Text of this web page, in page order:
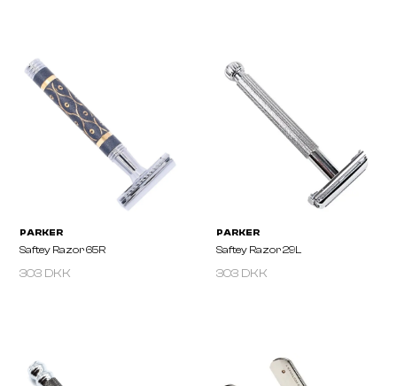
Saftey Razor 92R Saftey Razor 90R
303 DKK 303 DKK